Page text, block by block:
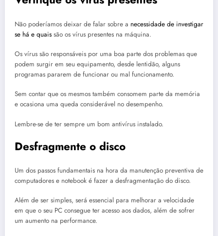
Não poderíamos deixar de falar sobre a necessidade de investigar
se há e quais são os vírus presentes na máquina.
Os vírus são responsáveis por uma boa parte dos problemas que
podem surgir em seu equipamento, desde lentidão, alguns
programas pararem de funcionar ou mal funcionamento.
Sem contar que os mesmos também consomem parte da memória
e ocasiona uma queda considerável no desempenho.
Lembre-se de ter sempre um bom antivírus instalado.
Desfragmente o disco
Um dos passos fundamentais na hora da manutenção preventiva de
computadores e notebook é fazer a desfragmentação do disco.
Além de ser simples, será essencial para melhorar a velocidade
em que o seu PC consegue ter acesso aos dados, além de sofrer
um aumento na performance.